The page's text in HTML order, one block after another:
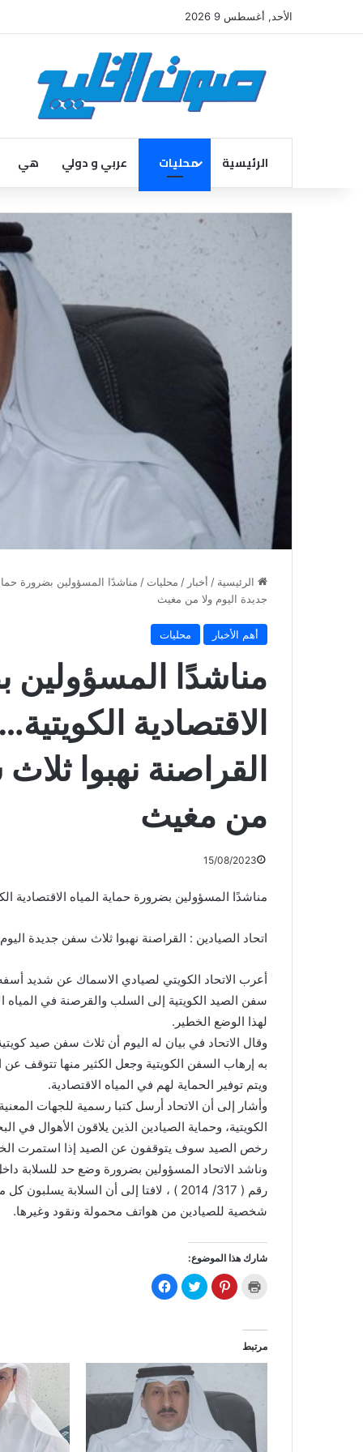
الأحد, أغسطس 9 2026
الرئيسية محليات عربي و دولي هي
الرئيسية / أخبار / محليات / مناشدًا المسؤولين بضرورة
جديدة اليوم ولا من مغيث
أهم الأخبار محليات
مناشدًا المسؤولين
الاقتصادية
القراصنة نهبوا
من مغيث
15/08/2023
مناشدًا المسؤولين بضرورة حماية المياه الاقتصادية
اتحاد الصيادين : القراصنة نهبوا ثلاث سفن جديدة
أعرب الاتحاد الكويتي لصيادي الاسماك عن شديد
سفن الصيد الكويتية إلى السلب والقرصنة في
لهذا الوضع الخطير.
وقال الاتحاد في بيان له اليوم أن ثلاث سفن صيد
به إرهاب السفن الكويتية وجعل الكثير منها تتوقف
ويتم توفير الحماية لهم في المياه الاقتصادية.
وأشار إلى أن الاتحاد أرسل كتبا رسمية للجهات
الكويتية، وحماية الصيادين الذين يلاقون الأهوال في
رخص الصيد سوف يتوقفون عن الصيد إذا استمرت
وناشد الاتحاد المسؤولين بضرورة وضع حد للسلابة
رقم ( 317/ 2014 ) ، لافتا إلى أن
شخصية للصيادين من هواتف محمولة ونقود وغيرها.
شارك هذا الموضوع:
ل
ط
ب
ا
ف
ي
ن
ض
ا
ة
ى
ض
ا
ك
ة
ى
ت
ن
ا
ر
ك
ة
ع
ل
ى
ف
ي
مرتبط